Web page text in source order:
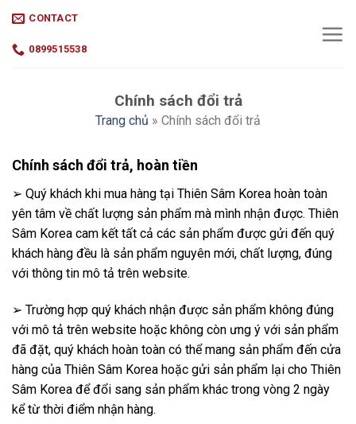
content
CONTACT
0899515538
Chính sách đổi trả
Trang chủ » Chính sách đổi trả
Chính sách đổi trả, hoàn tiền
➢ Quý khách khi mua hàng tại Thiên Sâm Korea hoàn toàn
yên tâm về chất lượng sản phẩm mà mình nhận được. Thiên
Sâm Korea cam kết tất cả các sản phẩm được gửi đến quý
khách hàng đều là sản phẩm nguyên mới, chất lượng, đúng
với thông tin mô tả trên website.
➢ Trường hợp quý khách nhận được sản phẩm không đúng
với mô tả trên website hoặc không còn ưng ý với sản phẩm
đã đặt, quý khách hoàn toàn có thể mang sản phẩm đến cửa
hàng của Thiên Sâm Korea hoặc gửi sản phẩm lại cho Thiên
Sâm Korea để đổi sang sản phẩm khác trong vòng 2 ngày
kể từ thời điểm nhận hàng.